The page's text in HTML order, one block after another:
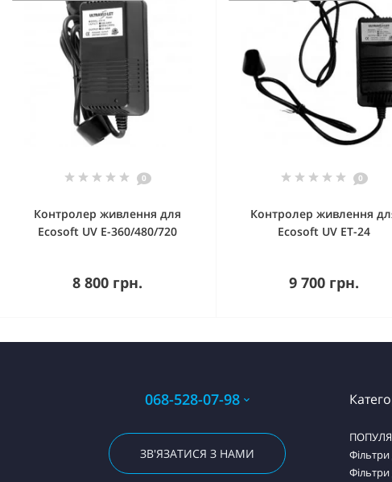
0
Контролер живлення для
Ecosoft UV E-360/480/720
8 800 грн.
Купити
0
Контролер живлення
Ecosoft UV ET-24
9 700 грн.
Купити
068-528-07-98
ЗВ'ЯЗАТИСЯ З НАМИ
Фільтри